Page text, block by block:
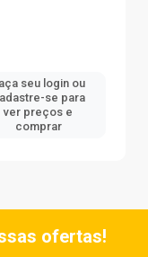
seu login ou
se para
ver preços e
comprar
ofertas!